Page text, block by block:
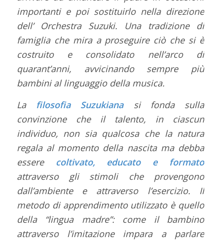
importanti e poi sostituirlo nella direzione
dell’ Orchestra Suzuki. Una tradizione di
famiglia che mira a proseguire ciò che si è
costruito e consolidato nell’arco di
quarant’anni, avvicinando sempre più
bambini al linguaggio della musica.
La filosofia Suzukianasi fonda sulla
convinzione che il talento, in ciascun
individuo, non sia qualcosa che la natura
regala al momento della nascita ma debba
essere
coltivato, educato e formato
attraverso gli stimoli che provengono
dall’ambiente e attraverso l’esercizio. Il
metodo di apprendimento utilizzato è quello
della “lingua madre”: come il bambino
attraverso l’imitazione impara a parlare